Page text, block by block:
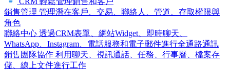
銷售管理 管理潛在客戶、交易、聯絡人、管道、存取權限與
角色
聯絡中心 透過CRM表單、網站Widget、即時聊天、
WhatsApp、Instagram、電話服務和電子郵件進行全通路通訊
銷售團隊協作 利用聊天、視訊通話、任務、行事曆、檔案存
儲、線上文件進行工作